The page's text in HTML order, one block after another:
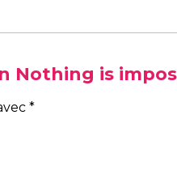
Nothing is
*